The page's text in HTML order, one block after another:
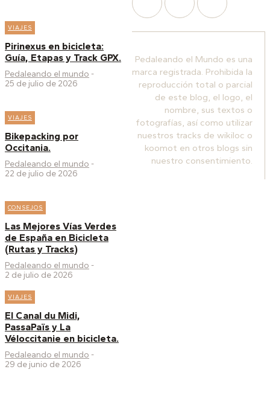
VIAJES
Pirinexus en bicicleta:
Guía, Etapas y Track GPX.
Pedaleando el mundo -
25 de julio de 2026
VIAJES
Bikepacking por
Occitania.
Pedaleando el mundo -
22 de julio de 2026
CONSEJOS
Las Mejores Vías Verdes
de España en Bicicleta
(Rutas y Tracks)
Pedaleando el mundo -
2 de julio de 2026
VIAJES
El Canal du Midi,
PassaPaïs y La
Véloccitanie en bicicleta.
Pedaleando el mundo -
29 de junio de 2026
Pedaleando el Mundo es una
marca registrada. Prohibida la
reproducción total o parcial
de este blog, el logo, el
nombre, sus textos o
fotografías, así como utilizar
nuestros tracks de wikiloc o
koomot en otros blogs sin
nuestro consentimiento.